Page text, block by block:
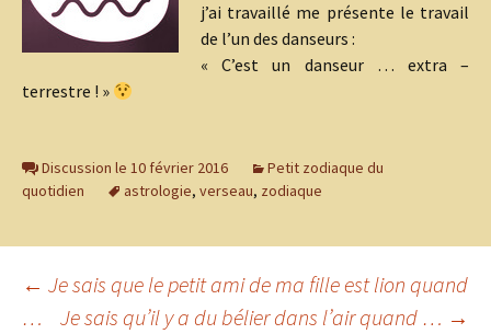
j’ai travaillé me présente le travail
de l’un des danseurs :
« C’est un danseur … extra –
terrestre ! »
Discussion le 10 février 2016
Petit zodiaque du
quotidien
astrologie, verseau, zodiaque
Navigation
← Je sais que le petit ami de ma fille est lion quand
…
Je sais qu’il y a du bélier dans l’air quand … →